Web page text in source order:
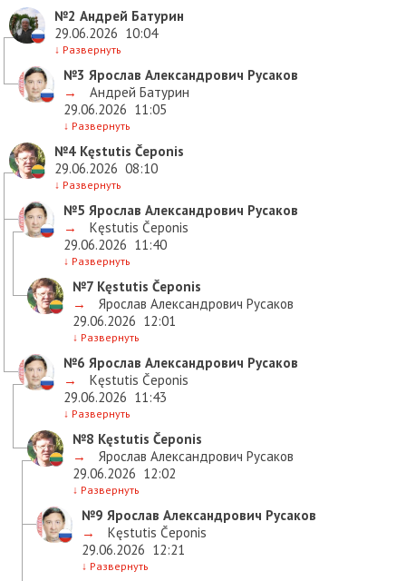
№2 Андрей Батурин
29.06.2026 10:04
↓ Развернуть
№3 Ярослав Александрович Русаков
→
Андрей Батурин
29.06.2026 11:05
↓ Развернуть
№4 Kęstutis Čeponis
29.06.2026 08:10
↓ Развернуть
№5 Ярослав Александрович Русаков
→
Kęstutis Čeponis
29.06.2026 11:40
↓ Развернуть
№7 Kęstutis Čeponis
→
Ярослав Александрович Русаков
29.06.2026 12:01
↓ Развернуть
№6 Ярослав Александрович Русаков
→
Kęstutis Čeponis
29.06.2026 11:43
↓ Развернуть
№8 Kęstutis Čeponis
→
Ярослав Александрович Русаков
29.06.2026 12:02
↓ Развернуть
№9 Ярослав Александрович Русаков
→
Kęstutis Čeponis
29.06.2026 12:21
↓ Развернуть